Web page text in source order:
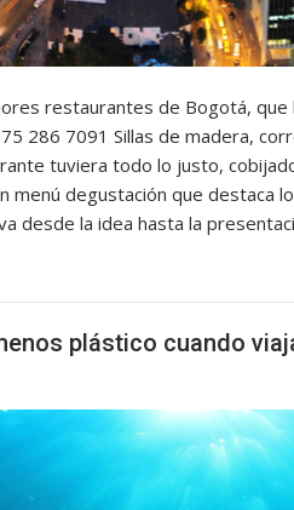
restaurantes de Bogotá,
286 7091 Sillas de madera,
tuviera todo lo justo,
menú degustación que destaca
desde la idea hasta la
plástico cuando